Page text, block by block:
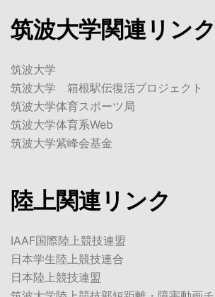
筑波大学関連リンク
筑波大学
筑波大学 箱根駅伝復活プロジェクト
筑波大学体育スポーツ局
筑波大学体育系Web
筑波大学紫峰会基金
陸上関連リンク
IAAF国際陸上競技連盟
日本学生陸上競技連合
日本陸上競技連盟